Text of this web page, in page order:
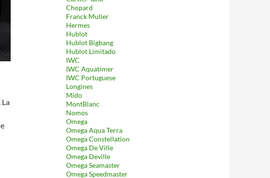
Chopard
Franck Muller
Hermes
Hublot
Hublot Bigbang
Hublot Limitado
IWC
IWC Aquatimer
IWC Portuguese
Longines
Mido
MontBlanc
Nomos
Omega
Omega Aqua Terra
Omega Constellation
Omega De Ville
Omega Deville
Omega Seamaster
Omega Speedmaster